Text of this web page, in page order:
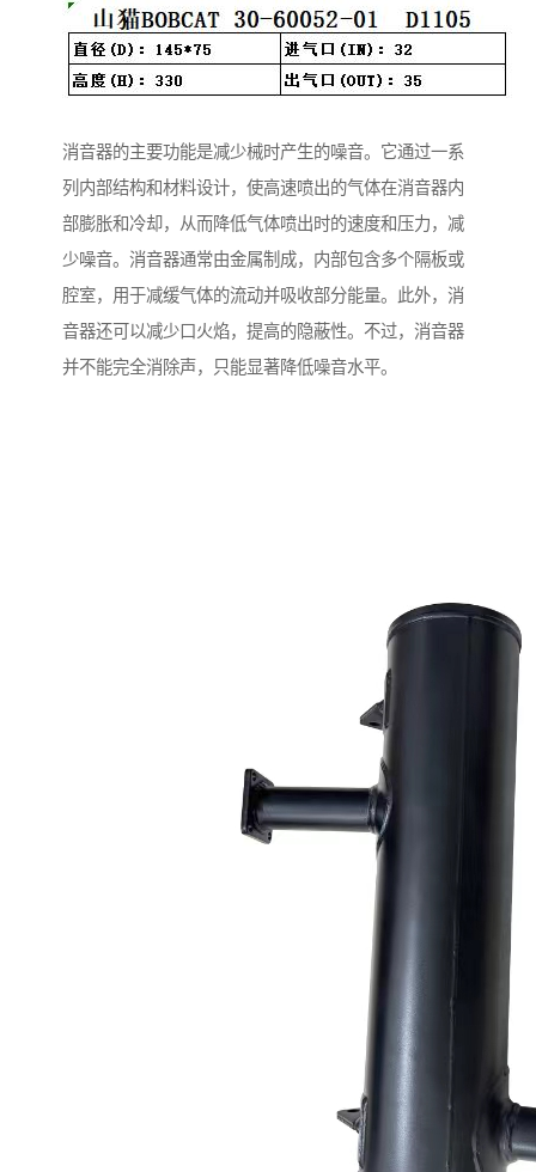
消音器的主要功能是减少械时产生的噪音。它通过一系
列内部结构和材料设计，使高速喷出的气体在消音器内
部膨胀和冷却，从而降低气体喷出时的速度和压力，减
少噪音。消音器通常由金属制成，内部包含多个隔板或
腔室，用于减缓气体的流动并吸收部分能量。此外，消
音器还可以减少口火焰，提高的隐蔽性。不过，消音器
并不能完全消除声，只能显著降低噪音水平。